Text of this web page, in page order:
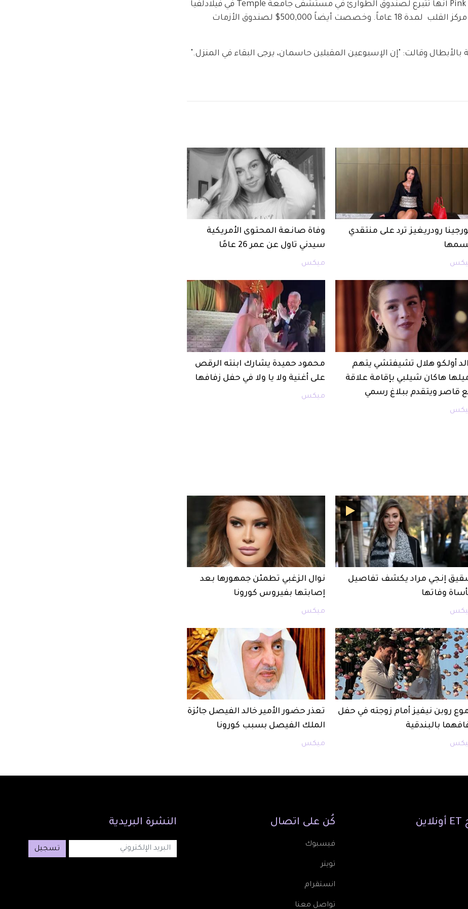
وفي محاولة لدعم الرعاية الصحية، كشفت Pink أنها تتبرع لصندوق الطوارئ في مستشفى جامعة Temple في فيلادلفيا
بـ500،000$ تكريماً لوالدتها التي عملت في مركز القلب  لمدة 18 عاماً. وخصصت أيضاً 500,000$ لصندوق الأزمات
وقالت: "إن الإسبوعين المقبلين حاسمان، يرجى البقاء في المنزل."
رودريغيز ترد على منتقدي
وفاة صانعة المحتوى الأمريكية
سيدني تاول عن عمر 26 عامًا
ميكس
أولكو هلال تشيفتشي يتهم
هاكان شيلبي بإقامة علاقة
قاصر ويتقدم ببلاغ رسمي
محمود حميدة يشارك ابنته الرقص
على أغنية ولا يا ولا في حفل زفافها
ميكس
إنجي مراد يكشف تفاصيل
وفاتها
نوال الزغبي تطمئن جمهورها بعد
إصابتها بفيروس كورونا
ميكس
روبن نيفيز أمام زوجته في حفل
بالبندقية
تعذر حضور الأمير خالد الفيصل جائزة
الملك الفيصل بسبب كورونا
ميكس
ET أونلاين كُن على اتصال
فيسبوك
تويتر
انستقرام
تواصل معنا
النشرة البريدية
تسجيل